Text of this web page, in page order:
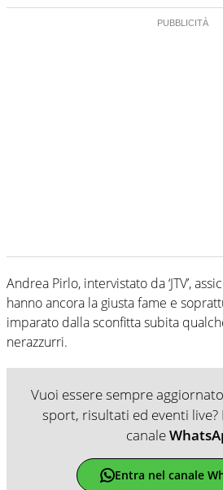
Andrea Pirlo, intervistato da ‘JTV’,
hanno ancora la giusta fame e
imparato dalla sconfitta subita
nerazzurri.
Vuoi essere sempre
sport, risultati ed eventi
canale
Entra nel canale